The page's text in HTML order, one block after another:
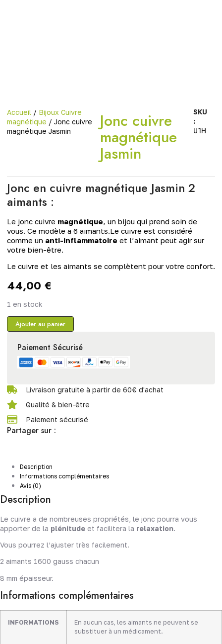
Accueil / Bijoux Cuivre
magnétique / Jonc cuivre
magnétique Jasmin
Jonc cuivre
magnétique
Jasmin
SKU
:
U1H
Jonc en cuivre magnétique Jasmin 2
aimants :
Le jonc cuivre magnétique, un bijou qui prend soin de
vous. Ce modèle a 6 aimants.Le cuivre est considéré
comme un anti-inflammatoire et l’aimant peut agir sur
votre bien-être.
Le cuivre et les aimants se complètent pour votre confort.
44,00 €
1 en stock
Ajouter au panier
Paiement Sécurisé
Livraison gratuite à partir de 60€ d'achat
Qualité & bien-être
Paiement sécurisé
Partager sur :
Description
Informations complémentaires
Avis (0)
Description
Le cuivre a de nombreuses propriétés, le jonc pourra vous
apporter de la plénitude et facilitera la relaxation.
Vous pourrez l’ajuster très facilement.
2 aimants 1600 gauss chacun
8 mm épaisseur.
Informations complémentaires
INFORMATIONS
En aucun cas, les aimants ne peuvent se
substituer à un médicament.